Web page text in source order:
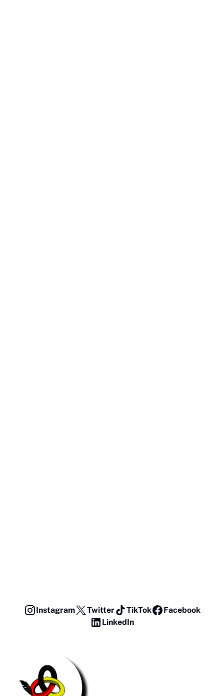
Instagram Twitter TikTok
Facebook
LinkedIn